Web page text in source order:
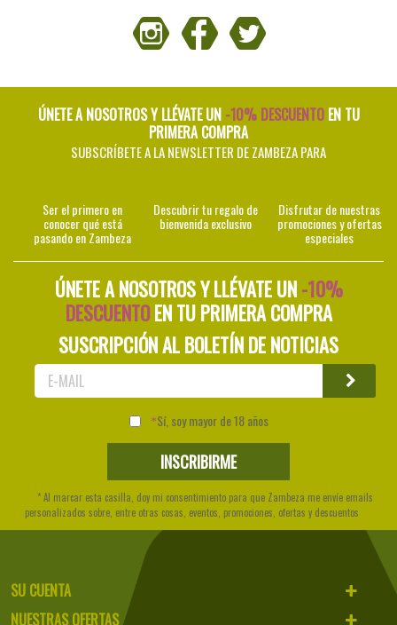
ÚNETE A NOSOTROS Y LLÉVATE UN -10% DESCUENTOEN TU
PRIMERA COMPRA
SUBSCRÍBETE A LA NEWSLETTER DE ZAMBEZA PARA
Ser el primero en
conocer qué está
pasando en Zambeza
Descubrir tu regalo de
bienvenida exclusivo
Disfrutar de nuestras
promociones y ofertas
especiales
ÚNETE A NOSOTROS Y LLÉVATE UN-10%
DESCUENTOEN TU PRIMERA COMPRA
SUSCRIPCIÓN AL BOLETÍN DE NOTICIAS
Sí, soy mayor de 18 años
* Al marcar esta casilla, doy mi consentimiento para que Zambeza me envíe emails
personalizados sobre, entre otras cosas, eventos, promociones, ofertas y descuentos
SU CUENTA
NUESTRAS OFERTAS